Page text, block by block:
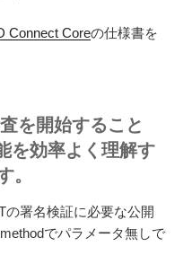
Connect Coreの仕様書を
を開始すること
を効率よく理解す
。
の署名検証に必要な公開
でパラメータ無しで